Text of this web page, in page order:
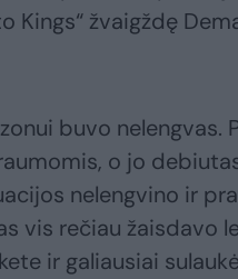
Kings“ žvaigždę
buvo nelengvas.
o jo
nelengvino ir
vis rečiau žaisdavo
ir galiausiai